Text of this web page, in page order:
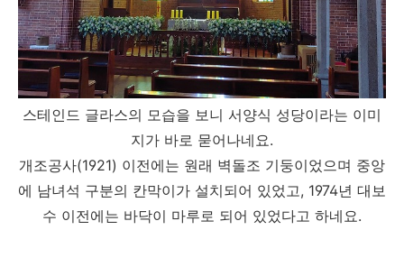
스테인드 글라스의 모습을 보니 서양식 성당이라는 이미
지가 바로 묻어나네요.
개조공사(1921) 이전에는 원래 벽돌조 기둥이었으며 중앙
에 남녀석 구분의 칸막이가 설치되어 있었고, 1974년 대보
수 이전에는 바닥이 마루로 되어 있었다고 하네요.